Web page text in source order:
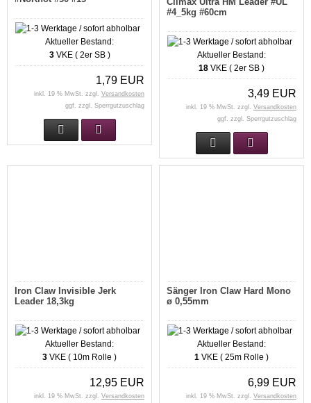
Aktueller Bestand:
3VKE ( 2er SB )
1,79 EUR
inkl. 19 % MwSt. zzgl. Versandkosten
ggf. zzgl. Sperrgutzuschlag
#4_5kg #60cm
Aktueller Bestand:
18 VKE ( 2er SB )
3,49 EUR
inkl. 19 % MwSt. zzgl. Versandkosten
ggf. zzgl. Sperrgutzuschlag
Iron Claw Invisible Jerk
Leader 18,3kg
Aktueller Bestand:
3 VKE ( 10m Rolle )
12,95 EUR
inkl. 19 % MwSt. zzgl. Versandkosten
Sänger Iron Claw Hard Mono
ø 0,55mm
Aktueller Bestand:
1 VKE ( 25m Rolle )
6,99 EUR
inkl. 19 % MwSt. zzgl. Versandkosten